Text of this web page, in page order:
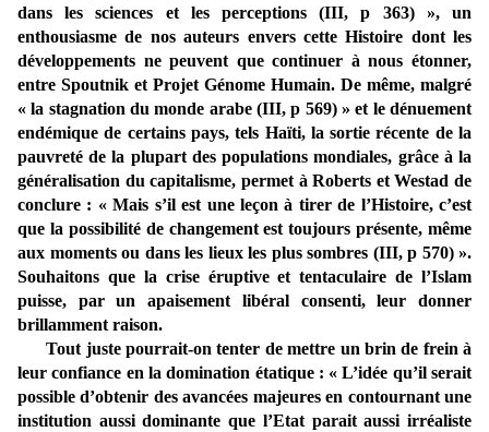
dans les sciences et les perceptions (III, p 363) », un
enthousiasme de nos auteurs envers cette Histoire dont les
développements ne peuvent que continuer à nous étonner,
entre Spoutnik et Projet Génome Humain. De même, malgré
« la stagnation du monde arabe (III, p 569) » et le dénuement
endémique de certains pays, tels Haïti, la sortie récente de la
pauvreté de la plupart des populations mondiales, grâce à la
généralisation du capitalisme, permet à Roberts et Westad de
conclure : « Mais s’il est une leçon à tirer de l’Histoire, c’est
que la possibilité de changement est toujours présente, même
aux moments ou dans les lieux les plus sombres (III, p 570) ».
Souhaitons que la crise éruptive et tentaculaire de l’Islam
puisse, par un apaisement libéral consenti, leur donner
brillamment raison.
Tout juste pourrait-on tenter de mettre un brin de frein à
leur confiance en la domination étatique : « L’idée qu’il serait
possible d’obtenir des avancées majeures en contournant une
institution aussi dominante que l’Etat parait aussi irréaliste